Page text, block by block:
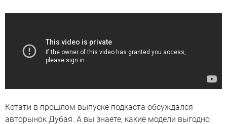
Кстати в прошлом выпуске подкаста обсуждался
авторынок Дубая. А вы знаете, какие модели выгодно